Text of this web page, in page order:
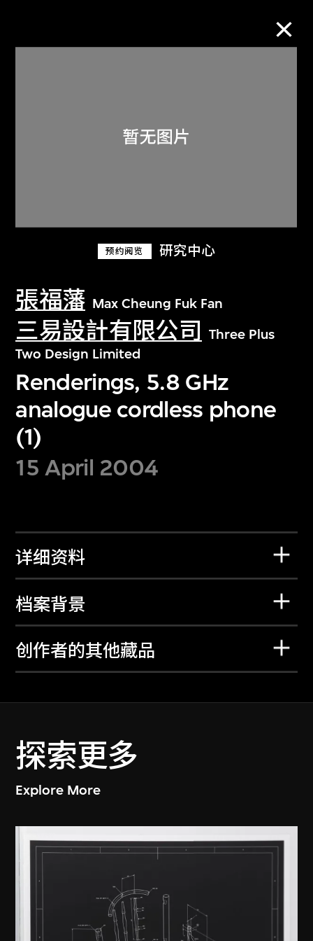
预约阅览 研究中心
張福藩 Max Cheung Fuk Fan
三易設計有限公司
Three Plus
Two Design Limited
Renderings, 5.8 GHz
analogue cordless phone
(1)
15 April 2004
详细资料
档案背景
创作者的其他藏品
探索更多
Explore More
关于M+藏品
探索世界顶级的二十及二十一世纪视觉
文化藏品。